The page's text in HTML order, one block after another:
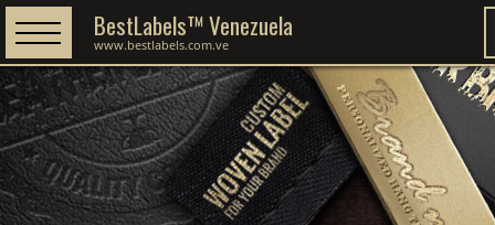
BestLabels™ Venezuela
www.bestlabels.com.ve